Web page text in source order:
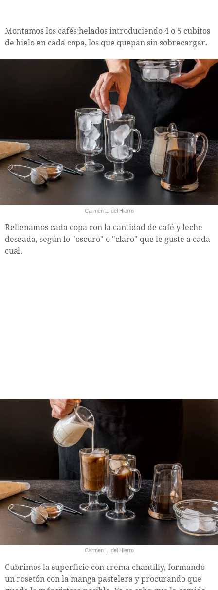
Montamos los cafés helados introduciendo 4 o 5 cubitos
de hielo en cada copa, los que quepan sin sobrecargar.
Carmen L. del Hierro
Rellenamos cada copa con la cantidad de café y leche
deseada, según lo "oscuro" o "claro" que le guste a cada
cual.
Carmen L. del Hierro
Cubrimos la superficie con crema chantilly, formando
un rosetón con la manga pastelera y procurando que